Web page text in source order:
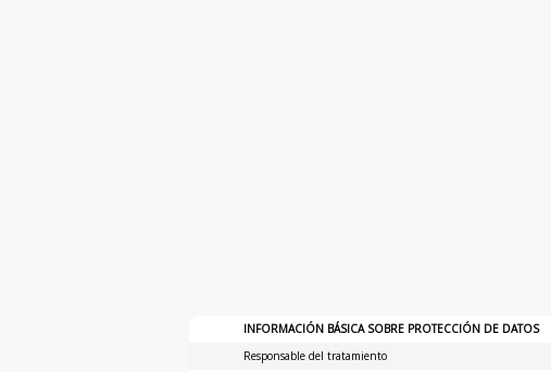
INFORMACIÓN BÁSICA SOBRE PROTECCIÓN DE DATOS
Responsable del tratamiento